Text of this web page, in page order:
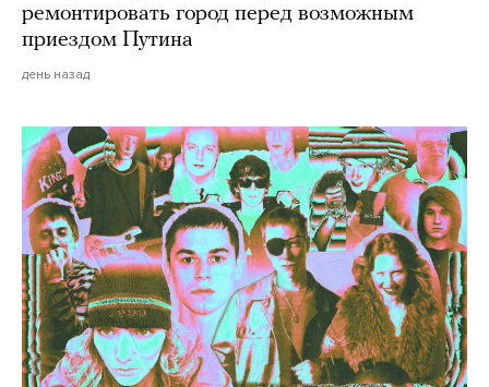
ремонтировать город перед возможным
приездом Путина
день назад